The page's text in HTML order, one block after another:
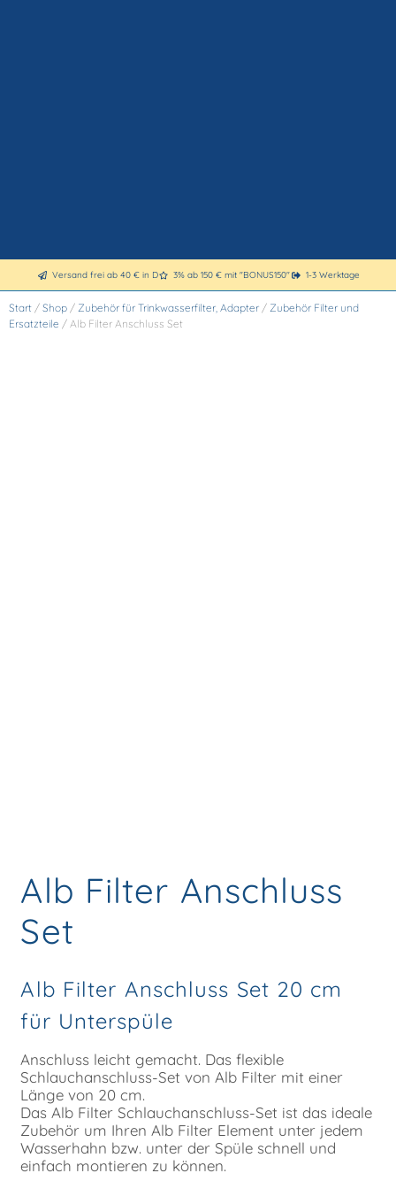
Versand frei ab 40 € in D 3% ab 150 € mit "BONUS150" 1-3 Werktage
Start / Shop / Zubehör für Trinkwasserfilter, Adapter / Zubehör Filter und
Ersatzteile / Alb Filter Anschluss Set
Alb Filter Anschluss
Set
Alb Filter Anschluss Set 20 cm
für Unterspüle
Anschluss leicht gemacht. Das flexible
Schlauchanschluss-Set von Alb Filter mit einer
Länge von 20 cm.
Das Alb Filter Schlauchanschluss-Set ist das ideale
Zubehör um Ihren Alb Filter Element unter jedem
Wasserhahn bzw. unter der Spüle schnell und
einfach montieren zu können.